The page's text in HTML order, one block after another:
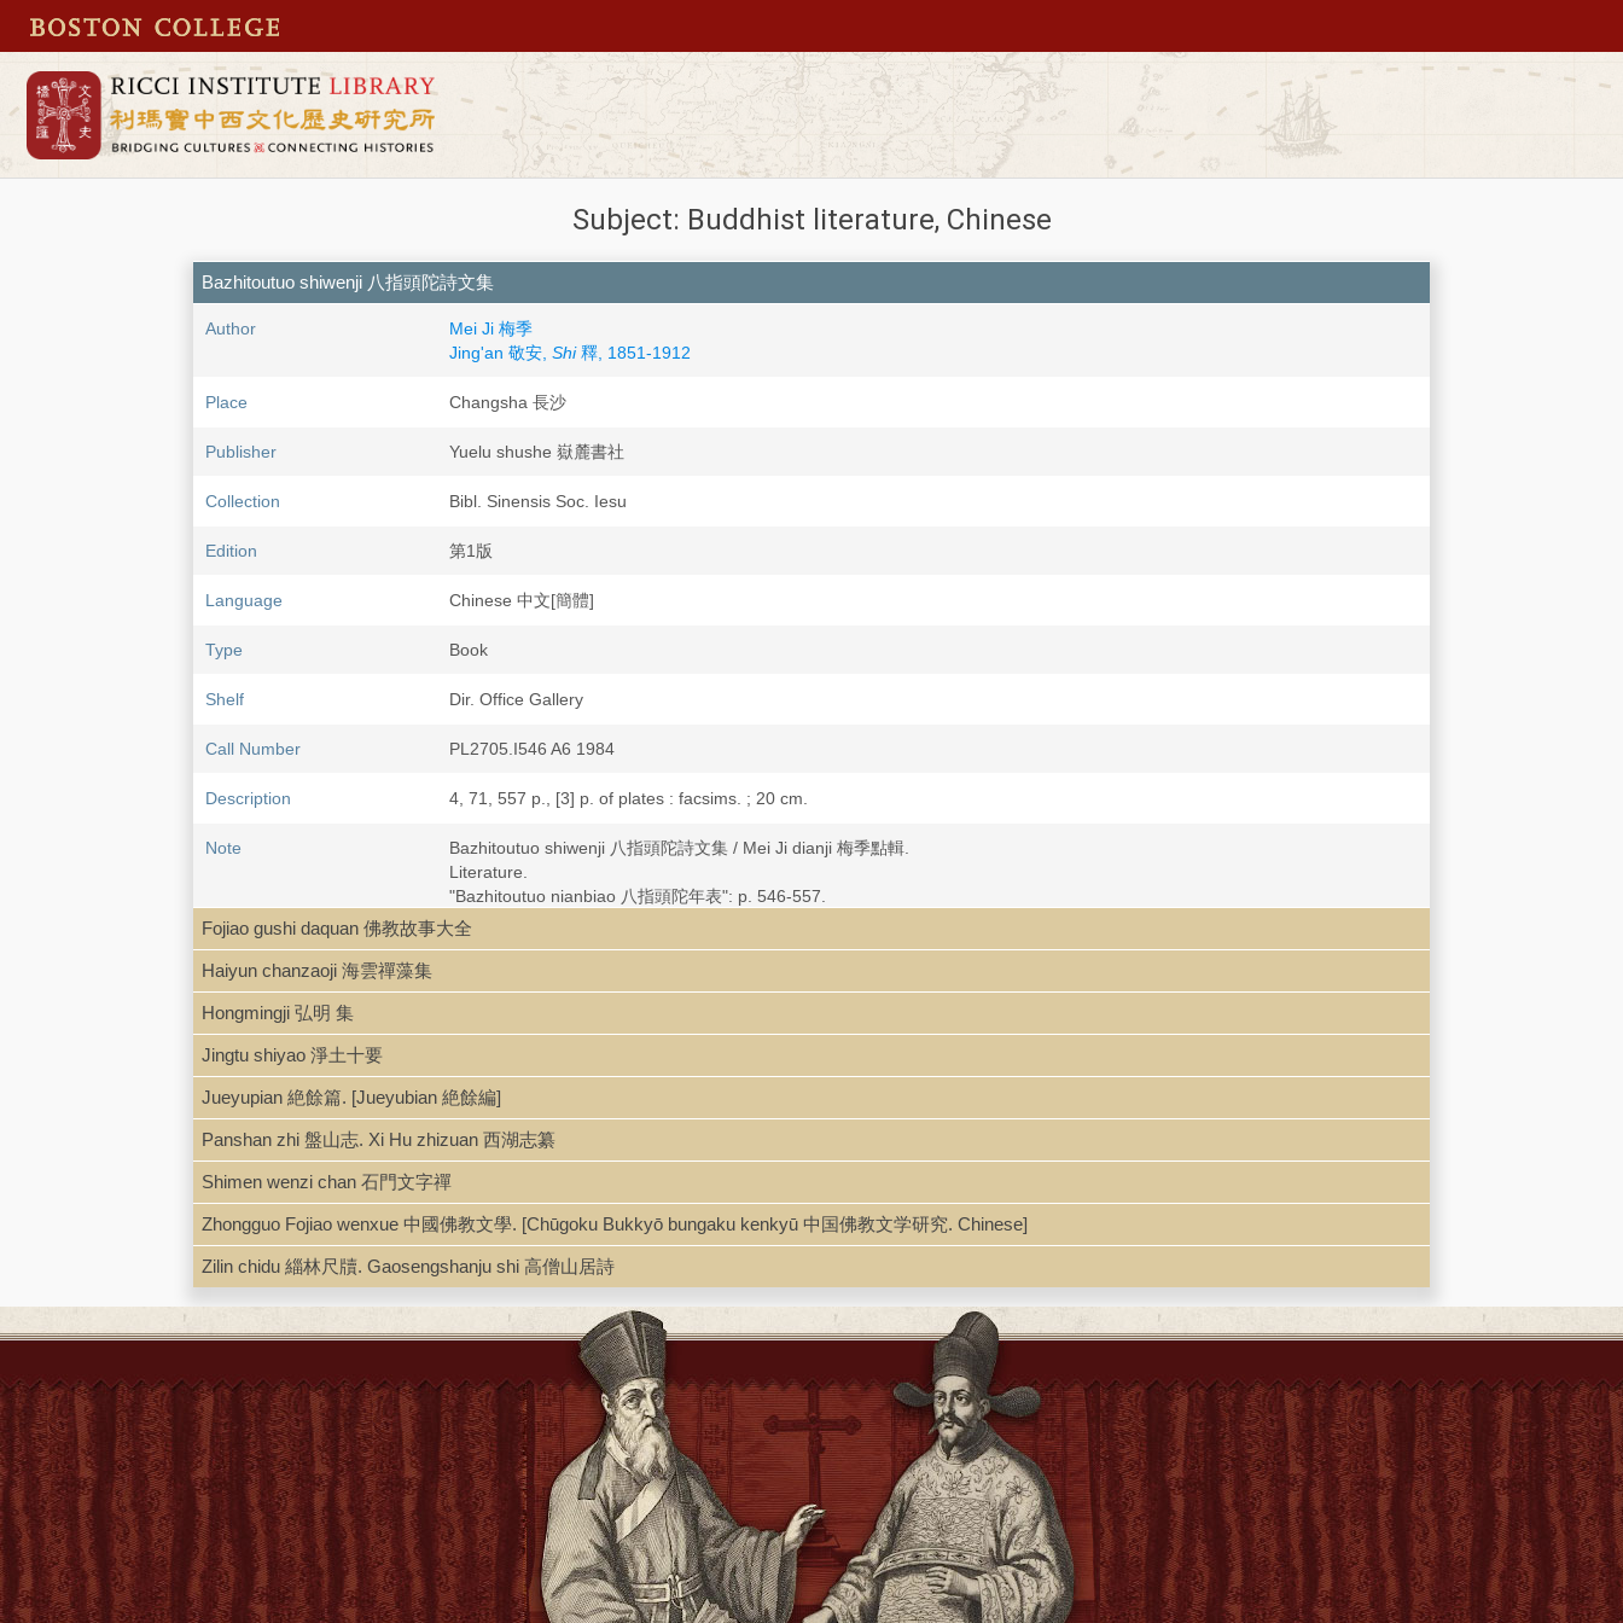
Subject: Buddhist literature, Chinese
Bazhitoutuo shiwenji 八指頭陀詩文集
Author
Mei Ji 梅季
Jing'an 敬安, Shi釋, 1851-1912
Place Changsha 長沙
Publisher Yuelu shushe 嶽麓書社
Collection Bibl. Sinensis Soc. Iesu
Edition 第1版
Language Chinese 中文[簡體]
Type Book
Shelf Dir. Office Gallery
Call Number PL2705.I546 A6 1984
Description 4, 71, 557 p., [3] p. of plates : facsims. ; 20 cm.
Note
Bazhitoutuo shiwenji 八指頭陀詩文集 / Mei Ji dianji 梅季點輯.
Literature.
"Bazhitoutuo nianbiao 八指頭陀年表": p. 546-557.
LCCN 85-205472
Fojiao gushi daquan 佛教故事大全
Haiyun chanzaoji 海雲禪藻集
Hongmingji 弘明 集
Jingtu shiyao 淨土十要
Jueyupian 絶餘篇. [Jueyubian 絶餘編]
Panshan zhi 盤山志. Xi Hu zhizuan 西湖志纂
Shimen wenzi chan 石門文字禪
Zhongguo Fojiao wenxue 中國佛教文學. [Chūgoku Bukkyō bungaku kenkyū 中国佛教文学研究. Chinese]
Zilin chidu 緇林尺牘. Gaosengshanju shi 高僧山居詩